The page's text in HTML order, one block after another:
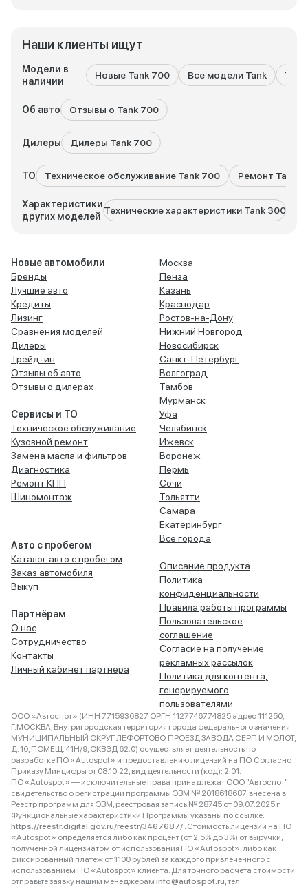
Наши клиенты ищут
Модели в
наличии
Новые Tank 700 Все модели Tank
Об авто Отзывы о Tank 700
Дилеры Дилеры Tank 700
ТО Техническое обслуживание Tank 700 Ремонт Tank
Характеристики
других моделей
Технические характеристики Tank 300
Новые автомобили
Бренды
Лучшие авто
Кредиты
Лизинг
Сравнения моделей
Дилеры
Трейд-ин
Отзывы об авто
Отзывы о дилерах
Сервисы и ТО
Техническое обслуживание
Кузовной ремонт
Замена масла и фильтров
Диагностика
Ремонт КПП
Шиномонтаж
Авто с пробегом
Каталог авто с пробегом
Заказ автомобиля
Выкуп
Партнёрам
О нас
Сотрудничество
Контакты
Личный кабинет партнера
Москва
Пенза
Казань
Краснодар
Ростов-на-Дону
Нижний Новгород
Новосибирск
Санкт-Петербург
Волгоград
Тамбов
Мурманск
Уфа
Челябинск
Ижевск
Воронеж
Пермь
Сочи
Тольятти
Самара
Екатеринбург
Все города
Описание продукта
Политика
конфиденциальности
Правила работы программы
Пользовательское
соглашение
Согласие на получение
рекламных рассылок
Политика для контента,
генерируемого
пользователями
ООО «Автоспот» (ИНН 7715936827 ОРГН 1127746774825 адрес 111250,
Г.МОСКВА, Внутригородская территория города федерального значения
МУНИЦИПАЛЬНЫЙ ОКРУГ ЛЕФОРТОВО, ПРОЕЗД ЗАВОДА СЕРП И МОЛОТ,
Д. 10, ПОМЕЩ. 41Н/9, ОКВЭД 62.0) осуществляет деятельность по
разработке ПО «Autospot» и предоставлению лицензий на ПО. Согласно
Приказу Минцифры от 08.10.22, вид деятельности (код): 2.01.
ПО «Autospot» — исключительные права принадлежат ООО "Автоспот":
свидетельство о регистрации программы ЭВМ № 2018618687, внесена в
Реестр программ для ЭВМ, реестровая запись № 28745 от 09.07.2025 г.
Функциональные характеристики Программы указаны по ссылке:
https://reestr.digital.gov.ru/reestr/3467687/ . Стоимость лицензии на ПО
«Autospot» определяется либо как процент (от 2,5% до 3%) от выручки,
полученной лицензиатом от использования ПО «Autospot», либо как
фиксированный платеж от 1100 рублей за каждого привлеченного с
использованием ПО «Autospot» клиента. Для точного расчета стоимости
отправьте заявку нашим менеджерам info@autospot.ru, тел.